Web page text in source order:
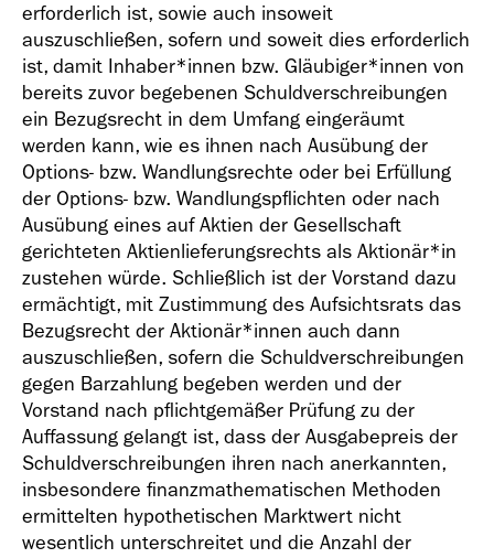
erforderlich ist, sowie auch insoweit
auszuschließen, sofern und soweit dies erforderlich
ist, damit Inhaber*innen bzw. Gläubiger*innen von
bereits zuvor begebenen Schuldverschreibungen
ein Bezugsrecht in dem Umfang eingeräumt
werden kann, wie es ihnen nach Ausübung der
Options- bzw. Wandlungsrechte oder bei Erfüllung
der Options- bzw. Wandlungspflichten oder nach
Ausübung eines auf Aktien der Gesellschaft
gerichteten Aktienlieferungsrechts als Aktionär*in
zustehen würde. Schließlich ist der Vorstand dazu
ermächtigt, mit Zustimmung des Aufsichtsrats das
Bezugsrecht der Aktionär*innen auch dann
auszuschließen, sofern die Schuldverschreibungen
gegen Barzahlung begeben werden und der
Vorstand nach pflichtgemäßer Prüfung zu der
Auffassung gelangt ist, dass der Ausgabepreis der
Schuldverschreibungen ihren nach anerkannten,
insbesondere finanzmathematischen Methoden
ermittelten hypothetischen Marktwert nicht
wesentlich unterschreitet und die Anzahl der